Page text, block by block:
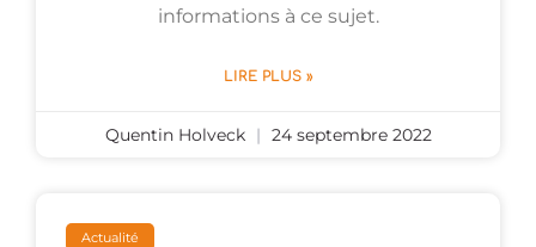
informations à ce sujet.
LIRE PLUS »
Quentin Holveck 24 septembre 2022
Actualité